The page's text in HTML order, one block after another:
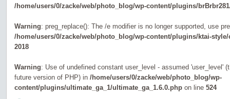
/home/users/0/zacke/web/photo_blog/wp-content/plugins/
Warning: preg_replace(): The /e modifier is no longer supported, use
/home/users/0/zacke/web/photo_blog/wp-content/plugins/ktai-
2018
Warning: Use of undefined constant user_level - assumed 'user_level'
future version of PHP) in /home/users/0/zacke/web/photo_blog/wp-
content/plugins/ultimate_ga_1/ultimate_ga_1.6.0.php on line 524